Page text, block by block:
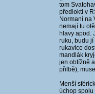
tom
předloktí v
Normani na
nemají tu
hlavy apod.
ruku, budu jí
rukavice
mandlák
jen obtížně
přilbě),
Menší
úchop spolu